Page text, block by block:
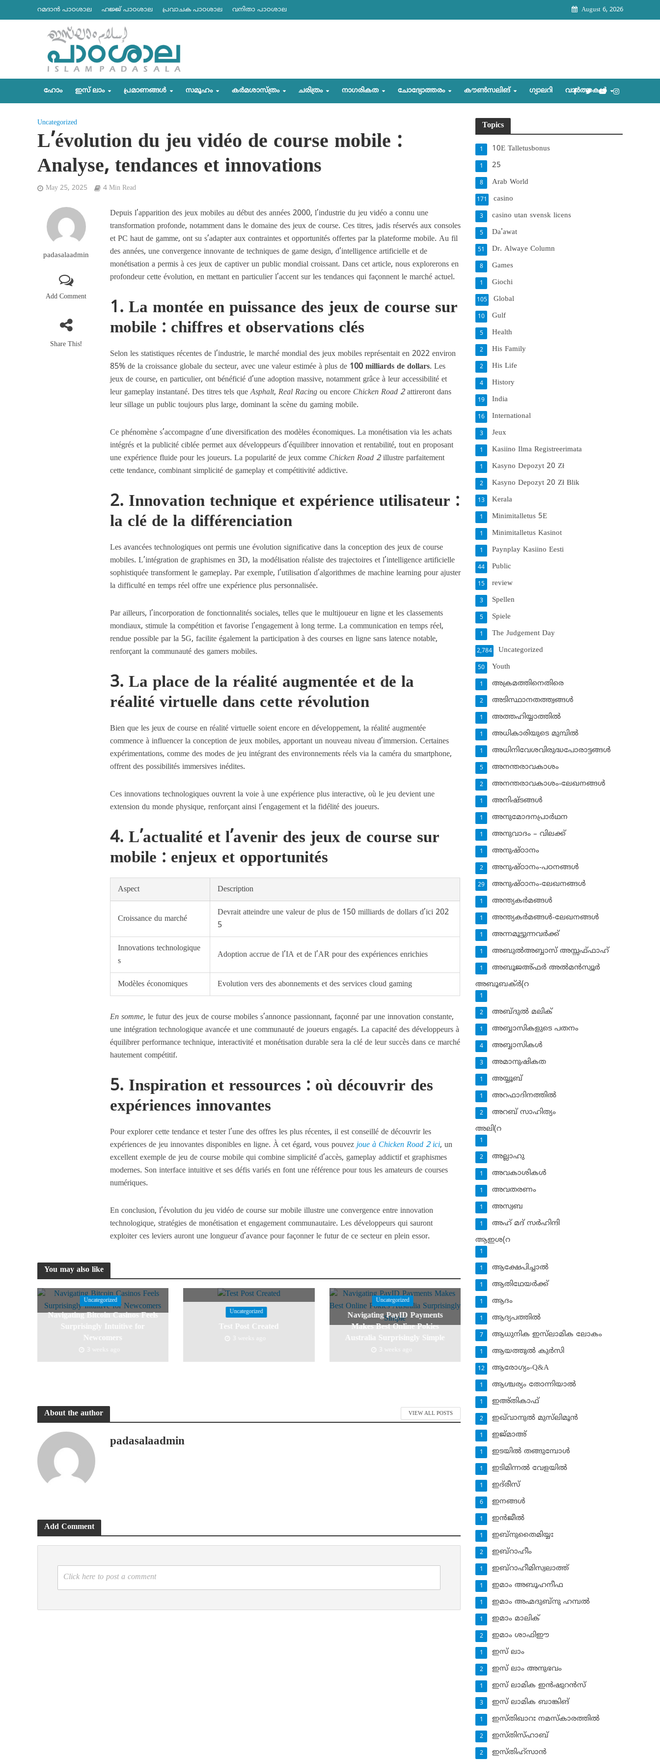
റമദാന്‍ പാഠശാല ഹജ്ജ് പാഠശാല പ്രവാചക പാഠശാല വനിതാ പാഠശാല August 6, 2026
ഹോം ഇസ് ലാം പ്രമാണങ്ങള്‍ സമൂഹം കര്‍മശാസ്ത്രം ചരിത്രം നാഗരികത ചോദ്യോത്തരം കൗണ്‍സലിങ്‌ ഗ്യാലറി വാര്‍ത്തകള്‍
Uncategorized
L’évolution du jeu vidéo de course mobile :
Analyse, tendances et innovations
May 25, 2025 4 Min Read
padasalaadmin
Add Comment
Share This!
Depuis l’apparition des jeux mobiles au début des années 2000, l’industrie du jeu vidéo a connu une
transformation profonde, notamment dans le domaine des jeux de course. Ces titres, jadis réservés aux consoles
et PC haut de gamme, ont su s’adapter aux contraintes et opportunités offertes par la plateforme mobile. Au fil
des années, une convergence innovante de techniques de game design, d’intelligence artificielle et de
monétisation a permis à ces jeux de captiver un public mondial croissant. Dans cet article, nous explorerons en
profondeur cette évolution, en mettant en particulier l’accent sur les tendances qui façonnent le marché actuel.
1. La montée en puissance des jeux de course sur
mobile : chiffres et observations clés
Selon les statistiques récentes de l’industrie, le marché mondial des jeux mobiles représentait en 2022 environ
85% de la croissance globale du secteur, avec une valeur estimée à plus de 100 milliards de dollars. Les
jeux de course, en particulier, ont bénéficié d’une adoption massive, notamment grâce à leur accessibilité et
leur gameplay instantané. Des titres tels queAsphalt,Real Racing ou encore Chicken Road 2attireront dans
leur sillage un public toujours plus large, dominant la scène du gaming mobile.
Ce phénomène s’accompagne d’une diversification des modèles économiques. La monétisation via les achats
intégrés et la publicité ciblée permet aux développeurs d’équilibrer innovation et rentabilité, tout en proposant
une expérience fluide pour les joueurs. La popularité de jeux comme Chicken Road 2illustre parfaitement
cette tendance, combinant simplicité de gameplay et compétitivité addictive.
2. Innovation technique et expérience utilisateur :
la clé de la différenciation
Les avancées technologiques ont permis une évolution significative dans la conception des jeux de course
mobiles. L’intégration de graphismes en 3D, la modélisation réaliste des trajectoires et l’intelligence artificielle
sophistiquée transforment le gameplay. Par exemple, l’utilisation d’algorithmes de machine learning pour ajuster
la difficulté en temps réel offre une expérience plus personnalisée.
Par ailleurs, l’incorporation de fonctionnalités sociales, telles que le multijoueur en ligne et les classements
mondiaux, stimule la compétition et favorise l’engagement à long terme. La communication en temps réel,
rendue possible par la 5G, facilite également la participation à des courses en ligne sans latence notable,
renforçant la communauté des gamers mobiles.
3. La place de la réalité augmentée et de la
réalité virtuelle dans cette révolution
Bien que les jeux de course en réalité virtuelle soient encore en développement, la réalité augmentée
commence à influencer la conception de jeux mobiles, apportant un nouveau niveau d’immersion. Certaines
expérimentations, comme des modes de jeu intégrant des environnements réels via la caméra du smartphone,
offrent des possibilités immersives inédites.
Ces innovations technologiques ouvrent la voie à une expérience plus interactive, où le jeu devient une
extension du monde physique, renforçant ainsi l’engagement et la fidélité des joueurs.
4. L’actualité et l’avenir des jeux de course sur
mobile : enjeux et opportunités
Aspect Description
Croissance du marché
Devrait atteindre une valeur de plus de 150 milliards de dollars d’ici 202
5
Innovations technologique
s
Adoption accrue de l’IA et de l’AR pour des expériences enrichies
Modèles économiques Evolution vers des abonnements et des services cloud gaming
En somme, le futur des jeux de course mobiles s’annonce passionnant, façonné par une innovation constante,
une intégration technologique avancée et une communauté de joueurs engagés. La capacité des développeurs à
équilibrer performance technique, interactivité et monétisation durable sera la clé de leur succès dans ce marché
hautement compétitif.
5. Inspiration et ressources : où découvrir des
expériences innovantes
Pour explorer cette tendance et tester l’une des offres les plus récentes, il est conseillé de découvrir les
expériences de jeu innovantes disponibles en ligne. À cet égard, vous pouvezjoue à Chicken Road 2 ici, un
excellent exemple de jeu de course mobile qui combine simplicité d’accès, gameplay addictif et graphismes
modernes. Son interface intuitive et ses défis variés en font une référence pour tous les amateurs de courses
numériques.
En conclusion, l’évolution du jeu vidéo de course sur mobile illustre une convergence entre innovation
technologique, stratégies de monétisation et engagement communautaire. Les développeurs qui sauront
exploiter ces leviers auront une longueur d’avance pour façonner le futur de ce secteur en plein essor.
You may also like
Uncategorized
Navigating Bitcoin Casinos Feels
Surprisingly Intuitive for
Newcomers
3 weeks ago
Uncategorized
Test Post Created
3 weeks ago
Uncategorized
Navigating PayID Payments
Makes Best Online Pokies
Australia Surprisingly Simple
3 weeks ago
About the author VIEW ALL POSTS
padasalaadmin
Add Comment
Click here to post a comment
Topics
10E Talletusbonus
1
25
1
Arab World
8
casino
171
casino utan svensk licens
3
Da'awat
5
Dr. Alwaye Column
51
Games
8
Giochi
1
Global
105
Gulf
10
Health
5
His Family
2
His Life
2
History
4
India
19
International
16
Jeux
3
Kasiino Ilma Registreerimata
1
Kasyno Depozyt 20 Zł
1
Kasyno Depozyt 20 Zł Blik
2
Kerala
13
Minimitalletus 5E
1
Minimitalletus Kasinot
1
Paynplay Kasiino Eesti
1
Public
44
review
15
Spellen
3
Spiele
5
The Judgement Day
1
Uncategorized
2,784
Youth
50
അക്രമത്തിനെതിരെ
1
അടിസ്ഥാനതത്ത്വങ്ങള്‍
2
അത്തഹിയ്യാത്തില്‍
1
അധികാരിയുടെ മുമ്പില്‍
1
അധിനിവേശവിരുദ്ധപോരാട്ടങ്ങള്‍
1
അനന്തരാവകാശം
5
അനന്തരാവകാശം-ലേഖനങ്ങള്‍
2
അനിഷ്ടങ്ങള്‍
1
അനുമോദനപ്രാര്‍ഥന
1
അനുവാദം – വിലക്ക്‌
1
അനുഷ്ഠാനം
1
അനുഷ്ഠാനം-പഠനങ്ങള്‍
2
അനുഷ്ഠാനം-ലേഖനങ്ങള്‍
29
അന്ത്യകര്‍മങ്ങള്‍
1
അന്ത്യകര്‍മങ്ങള്‍-ലേഖനങ്ങള്‍
1
അന്നമൂട്ടുന്നവര്‍ക്ക്
1
അബുല്‍അബ്ബാസ് അസ്സഫ്ഫാഹ്‌
1
അബൂജഅ്ഫര്‍ അല്‍മന്‍സ്വൂര്‍
1
അബൂബക്ര്‍(റ
1
അബ്ദുല്‍ മലിക്‌
2
അബ്ബാസികളുടെ പതനം
1
അബ്ബാസികള്‍
4
അമാനുഷികത
3
അയ്യൂബ്‌
1
അറഫാദിനത്തില്‍
1
അറബ് സാഹിത്യം
2
അലി(റ
1
അല്ലാഹു
2
അവകാശികള്‍
1
അവതരണം
1
അസ്വബ
1
അഹ് മദ് സര്‍ഹിന്ദി
1
ആഇശ(റ
1
ആക്ഷേപിച്ചാല്‍
1
ആതിഥേയര്‍ക്ക്
1
ആദം
1
ആദ്യപത്തില്‍
1
ആധുനിക ഇസ്‌ലാമിക ലോകം
7
ആയത്തുല്‍ കുര്‍സി
1
ആരോഗ്യം-Q&A
12
ആശ്ചര്യം തോന്നിയാല്‍
1
ഇഅ്തികാഫ്‌
1
ഇഖ്‌വാനുല്‍ മുസ്‌ലിമൂന്‍
2
ഇജ്മാഅ്
1
ഇടയില്‍ തങ്ങുമ്പോള്‍
1
ഇടിമിന്നല്‍ വേളയില്‍
1
ഇദ്‌രീസ്‌
1
ഇനങ്ങള്‍
6
ഇന്‍ജീല്‍
1
ഇബ്‌നുതൈമിയ്യഃ
1
ഇബ്‌റാഹീം
2
ഇബ്‌റാഹീമിസ്വലാത്ത്
1
ഇമാം അബൂഹനീഫ
1
ഇമാം അഹ്മദുബ്‌നു ഹമ്പല്‍
1
ഇമാം മാലിക്
1
ഇമാം ശാഫിഈ
2
ഇസ് ലാം
1
ഇസ് ലാം അനുഭവം
2
ഇസ് ലാമിക ഇന്‍ഷുറന്‍സ്‌
1
ഇസ് ലാമിക ബാങ്കിങ്‌
3
ഇസ്തിഖാറഃ നമസ്‌കാരത്തില്‍
1
ഇസ്തിസ്ഹാബ്
2
ഇസ്തിഹ്‌സാന്‍
2